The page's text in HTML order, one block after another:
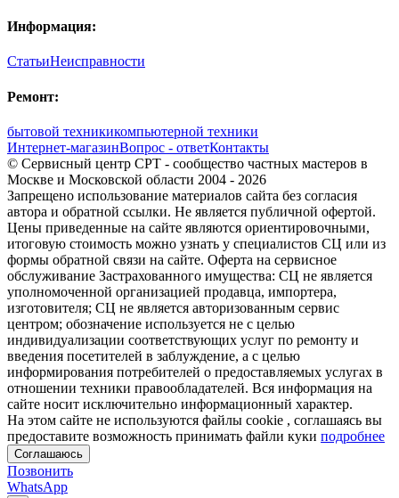
Информация:
СтатьиНеисправности
Ремонт:
бытовой техникикомпьютерной техники
Интернет-магазинВопрос - ответКонтакты
© Сервисный центр СРТ - сообщество частных мастеров в
Москве и Московской области 2004 - 2026
Запрещено использование материалов сайта без согласия
автора и обратной ссылки. Не является публичной офертой.
Цены приведенные на сайте являются ориентировочными,
итоговую стоимость можно узнать у специалистов СЦ или из
формы обратной связи на сайте. Оферта на сервисное
обслуживание Застрахованного имущества: СЦ не является
уполномоченной организацией продавца, импортера,
изготовителя; СЦ не является авторизованным сервис
центром; обозначение используется не с целью
индивидуализации соответствующих услуг по ремонту и
введения посетителей в заблуждение, а с целью
информирования потребителей о предоставляемых услугах в
отношении техники правообладателей. Вся информация на
сайте носит исключительно информационный характер.
На этом сайте не используются файлы cookie , соглашаясь вы
предоставите возможность принимать файли куки подробнее
Соглашаюсь
Позвонить
WhatsApp